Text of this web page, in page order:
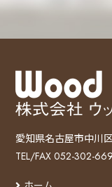
愛知県名古屋市中川
TEL/FAX 052-302-